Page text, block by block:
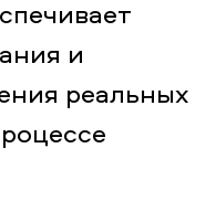
и
реальных